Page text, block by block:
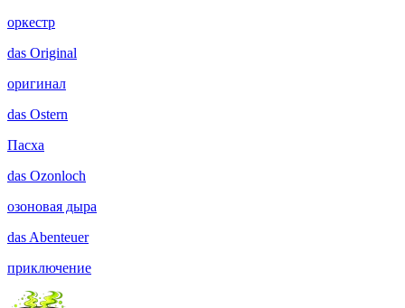
оркестр
das Original
оригинал
das Ostern
Пасха
das Ozonloch
озоновая дыра
das Abenteuer
приключение